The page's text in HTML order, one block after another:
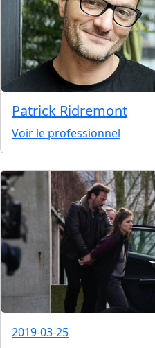
Patrick Ridremont
Voir le professionnel
2019-03-25